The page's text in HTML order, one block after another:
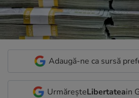
Adaugă-ne ca sursă
UrmăreșteLibertateain